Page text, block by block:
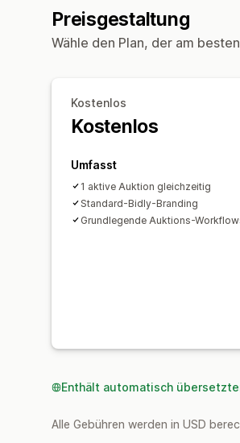
Preisgestaltung
Wähle den Plan, der am
Kostenlos
Kostenlos
Umfasst
1 aktive Auktion gleichzeitig
Standard-Bidly-Branding
Grundlegende Auktions-
Enthält automatisch
Alle Gebühren werden in USD